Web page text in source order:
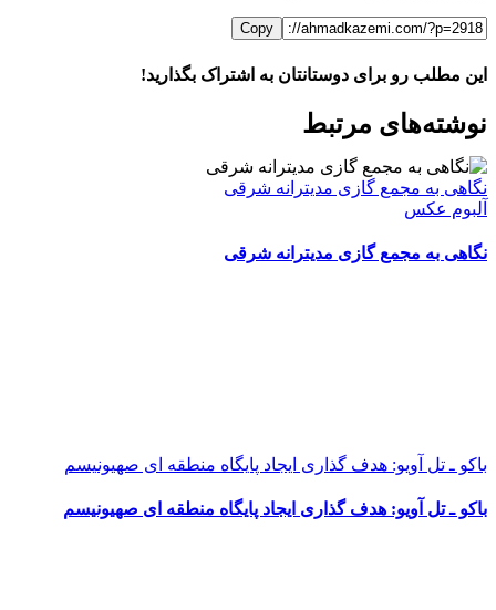
Copy
این مطلب رو برای دوستانتان به اشتراک بگذارید!
FacebookX
LinkedIn
WhatsApp
Telegram
ایمیل
نوشته‌‌های مرتبط
نگاهی به مجمع گازی مدیترانه شرقی
آلبوم عکس
نگاهی به مجمع گازی مدیترانه شرقی
باکو ـ تل آویو: هدف گذاری ایجاد پایگاه منطقه ای صهیونیسم
باکو ـ تل آویو: هدف گذاری ایجاد پایگاه منطقه ای صهیونیسم